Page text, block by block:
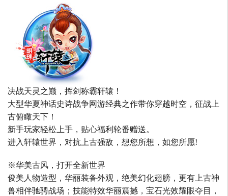
决战天灵之巅，挥剑称霸轩辕！
大型华夏神话史诗战争网游经典之作带你穿越时空，征战上
古俯瞰天下！
新手玩家轻松上手，贴心福利轮番赠送。
进入轩辕世界，对抗上古强敌，想您所想，如您所愿!
※华美古风，打开全新世界
俊美人物造型，华丽装备外观，绝美幻化翅膀，更有上古神
兽相伴驰骋战场；技能特效华丽震撼，宝石光效耀眼夺目，